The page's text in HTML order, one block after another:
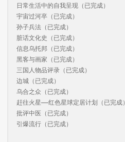
日常生活中的自我呈现（已完成）
宇宙过河卒（已完成）
孙子兵法（已完成）
脏话文化史（已完成）
信息乌托邦（已完成）
黑客与画家（已完成）
三国人物品评录（已完成）
边城（已完成）
乌合之众（已完成）
赶往火星——红色星球定居计划（已完成）
批评中医（已完成）
引爆流行（已完成）